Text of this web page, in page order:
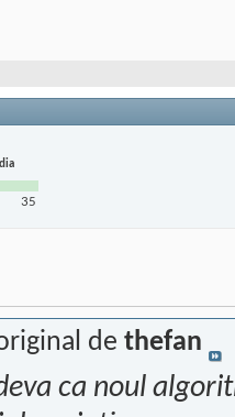
35
de thefan
ca noul